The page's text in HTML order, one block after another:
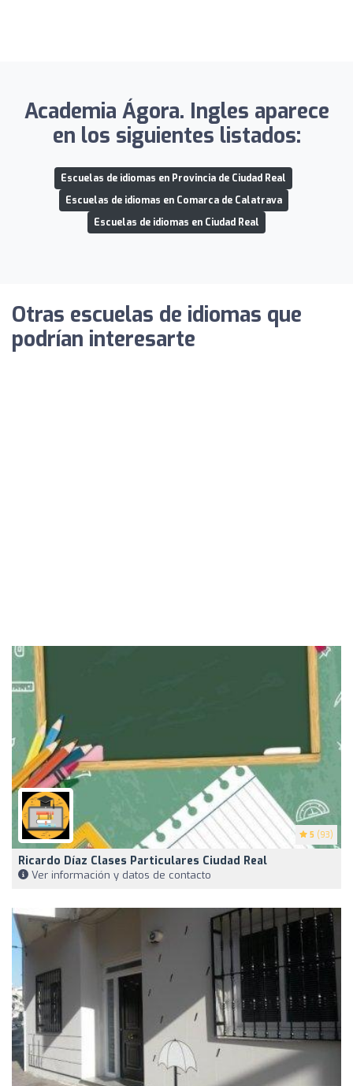
Academia Ágora. Ingles aparece
en los siguientes listados:
Escuelas de idiomas en Provincia de Ciudad Real
Escuelas de idiomas en Comarca de Calatrava
Escuelas de idiomas en Ciudad Real
Otras escuelas de idiomas que
podrían interesarte
5 (93)
Ricardo Díaz Clases Particulares Ciudad Real
Ver información y datos de contacto